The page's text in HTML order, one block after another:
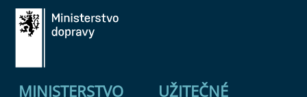
MINISTERSTVO
UŽITEČNÉ